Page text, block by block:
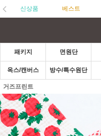
신상품 베스트
패키지 면원단
옥스/캔버스 방수/특수원단
거즈프린트